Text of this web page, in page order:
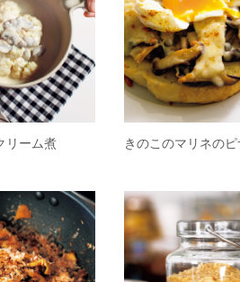
リーム煮 きのこのマリネのピ